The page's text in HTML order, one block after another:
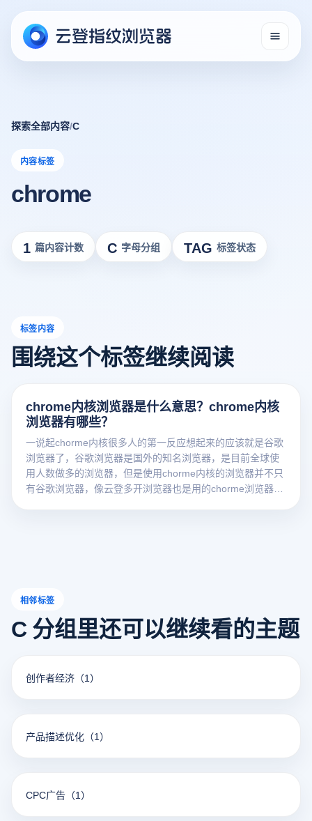
探索全部内容/C
内容标签
chrome
1 篇内容计数 C 字母分组 TAG 标签状态
标签内容
围绕这个标签继续阅读
chrome内核浏览器是什么意思？chrome内核
浏览器有哪些？
一说起chorme内核很多人的第一反应想起来的应该就是谷歌
浏览器了，谷歌浏览器是国外的知名浏览器，是目前全球使
用人数做多的浏览器，但是使用chorme内核的浏览器并不只
有谷歌浏览器，像云登多开浏览器也是用的chorme浏览器内
相邻标签
C 分组里还可以继续看的主题
创作者经济 （1）
产品描述优化 （1）
CPC广告 （1）